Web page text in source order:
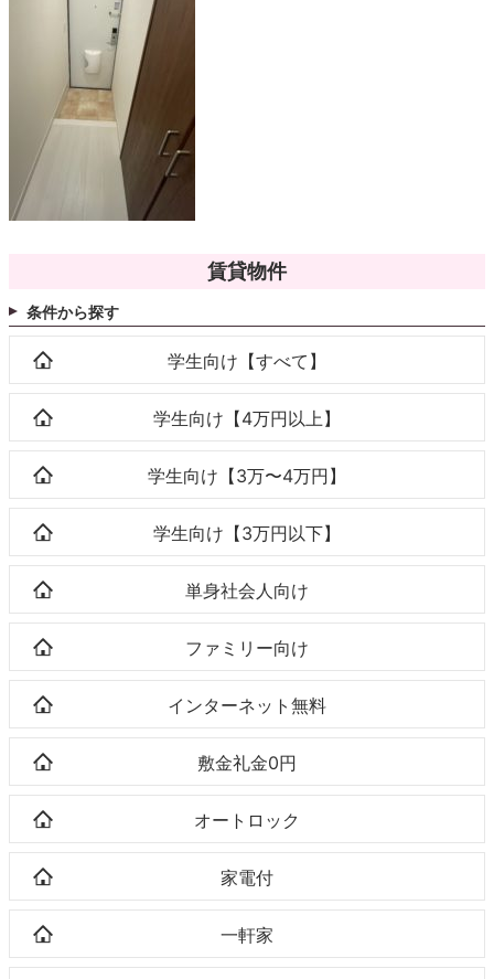
賃貸物件
条件から探す
学生向け【すべて】
学生向け【4万円以上】
学生向け【3万〜4万円】
学生向け【3万円以下】
単身社会人向け
ファミリー向け
インターネット無料
敷金礼金0円
オートロック
家電付
一軒家